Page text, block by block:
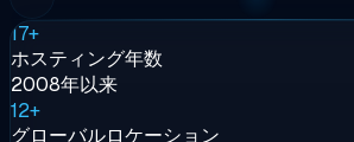
17+
ホスティング年数
2008年以来
12+
グローバルロケーション